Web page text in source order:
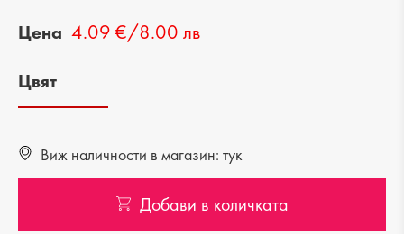
Цена 4.09 €/8.00 лв
Цвят
Виж наличности в магазин: тук
Добави в количката